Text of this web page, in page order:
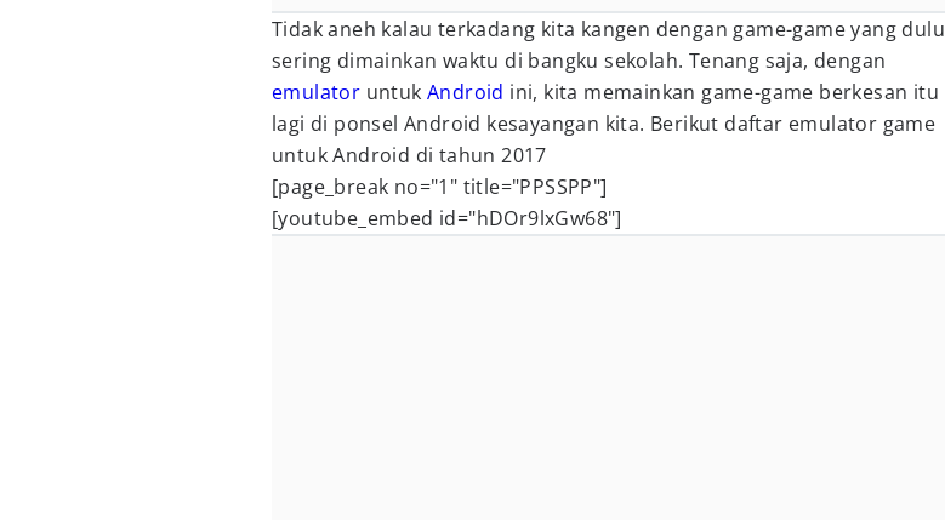
Tidak aneh kalau terkadang kita kangen dengan game-game yang dulu
sering dimainkan waktu di bangku sekolah. Tenang saja, dengan
emulator untukAndroid ini, kita memainkan game-game berkesan itu
lagi di ponsel Android kesayangan kita. Berikut daftar emulator game
untuk Android di tahun 2017
[page_break no="1" title="PPSSPP"]
[youtube_embed id="hDOr9lxGw68"]